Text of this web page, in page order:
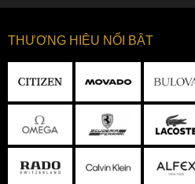
THƯƠNG HIỆU NỔI BẬT